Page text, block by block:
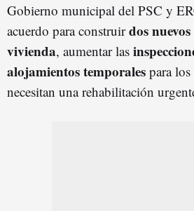
Gobierno municipal del PSC y
acuerdo para construirdos
vivienda, aumentar las
alojamientos temporales para los
necesitan una rehabilitación